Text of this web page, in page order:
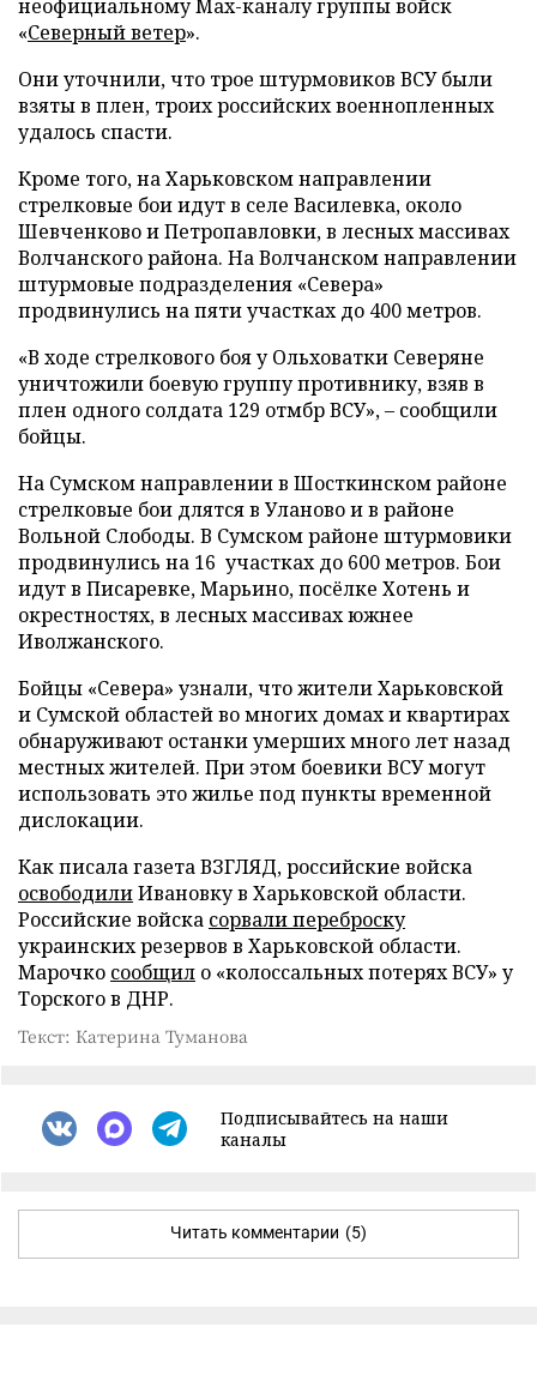
неофициальному Max-каналу группы войск
«Северный ветер».
Они уточнили, что трое штурмовиков ВСУ были
взяты в плен, троих российских военнопленных
удалось спасти.
Кроме того, на Харьковском направлении
стрелковые бои идут в селе Василевка, около
Шевченково и Петропавловки, в лесных массивах
Волчанского района. На Волчанском направлении
штурмовые подразделения «Севера»
продвинулись на пяти участках до 400 метров.
«В ходе стрелкового боя у Ольховатки Северяне
уничтожили боевую группу противнику, взяв в
плен одного солдата 129 отмбр ВСУ», – сообщили
бойцы.
На Сумском направлении в Шосткинском районе
стрелковые бои длятся в Уланово и в районе
Вольной Слободы. В Сумском районе штурмовики
продвинулись на 16 участках до 600 метров. Бои
идут в Писаревке, Марьино, посёлке Хотень и
окрестностях, в лесных массивах южнее
Иволжанского.
Бойцы «Севера» узнали, что жители Харьковской
и Сумской областей во многих домах и квартирах
обнаруживают останки умерших много лет назад
местных жителей. При этом боевики ВСУ могут
использовать это жилье под пункты временной
дислокации.
Как писала газета ВЗГЛЯД, российские войска
освободилиИвановку в Харьковской области.
Российские войска сорвали переброску
украинских резервов в Харьковской области.
Марочко сообщил о «колоссальных потерях ВСУ» у
Торского в ДНР.
Текст: Катерина Туманова
Подписывайтесь на наши
каналы
Читать комментарии (5)